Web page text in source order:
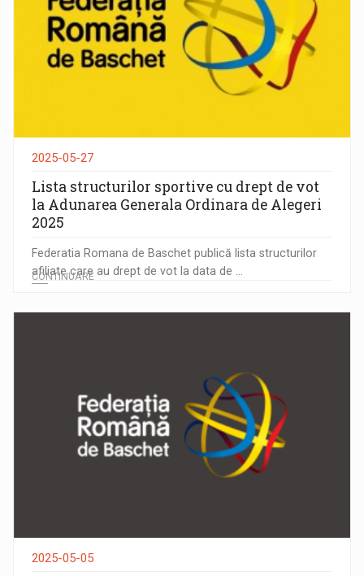
2025-05-27
Lista structurilor sportive cu drept de vot
la Adunarea Generala Ordinara de Alegeri
2025
Federatia Romana de Baschet publică lista structurilor
afiliate care au drept de vot la data de ...
CONTINUARE
2025-05-05